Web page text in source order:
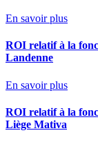
En savoir plus
ROI relatif à la
Landenne
En savoir plus
ROI relatif à la
Liège Mativa